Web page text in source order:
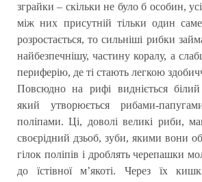
зграйки – скільки не було б особин,
між них присутній тільки один
розростається, то сильніші рибки
найбезпечнішу, частину коралу, а
периферію, де ті стають легкою
Повсюдно на рифі видніється
який утворюється рибами-
поліпами. Ці, доволі великі риби,
своєрідний дзьоб, зуби, якими вони
гілок поліпів і дроблять черепашки
до їстівної м’якоті. Через їх